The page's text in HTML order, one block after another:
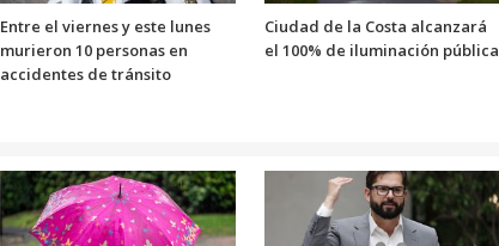
Entre el viernes y este lunes
murieron 10 personas en
accidentes de tránsito
Ciudad de la Costa alcanzará
el 100% de iluminación pública